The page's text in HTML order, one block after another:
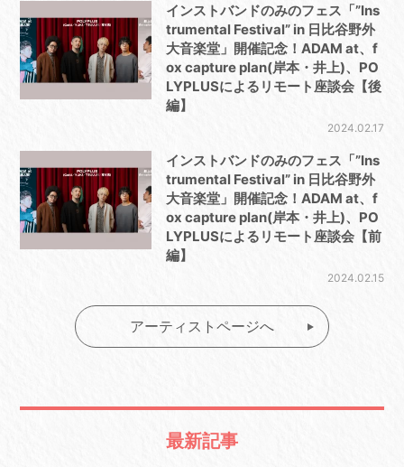
インストバンドのみのフェス「”Ins
trumental Festival” in 日比谷野外
大音楽堂」開催記念！ADAM at、f
ox capture plan(岸本・井上)、PO
LYPLUSによるリモート座談会【後
編】
2024.02.17
インストバンドのみのフェス「”Ins
trumental Festival” in 日比谷野外
大音楽堂」開催記念！ADAM at、f
ox capture plan(岸本・井上)、PO
LYPLUSによるリモート座談会【前
編】
2024.02.15
アーティストページへ
最新記事